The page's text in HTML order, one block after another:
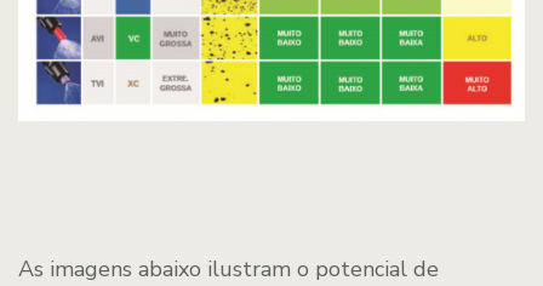
As imagens abaixo ilustram o potencial de